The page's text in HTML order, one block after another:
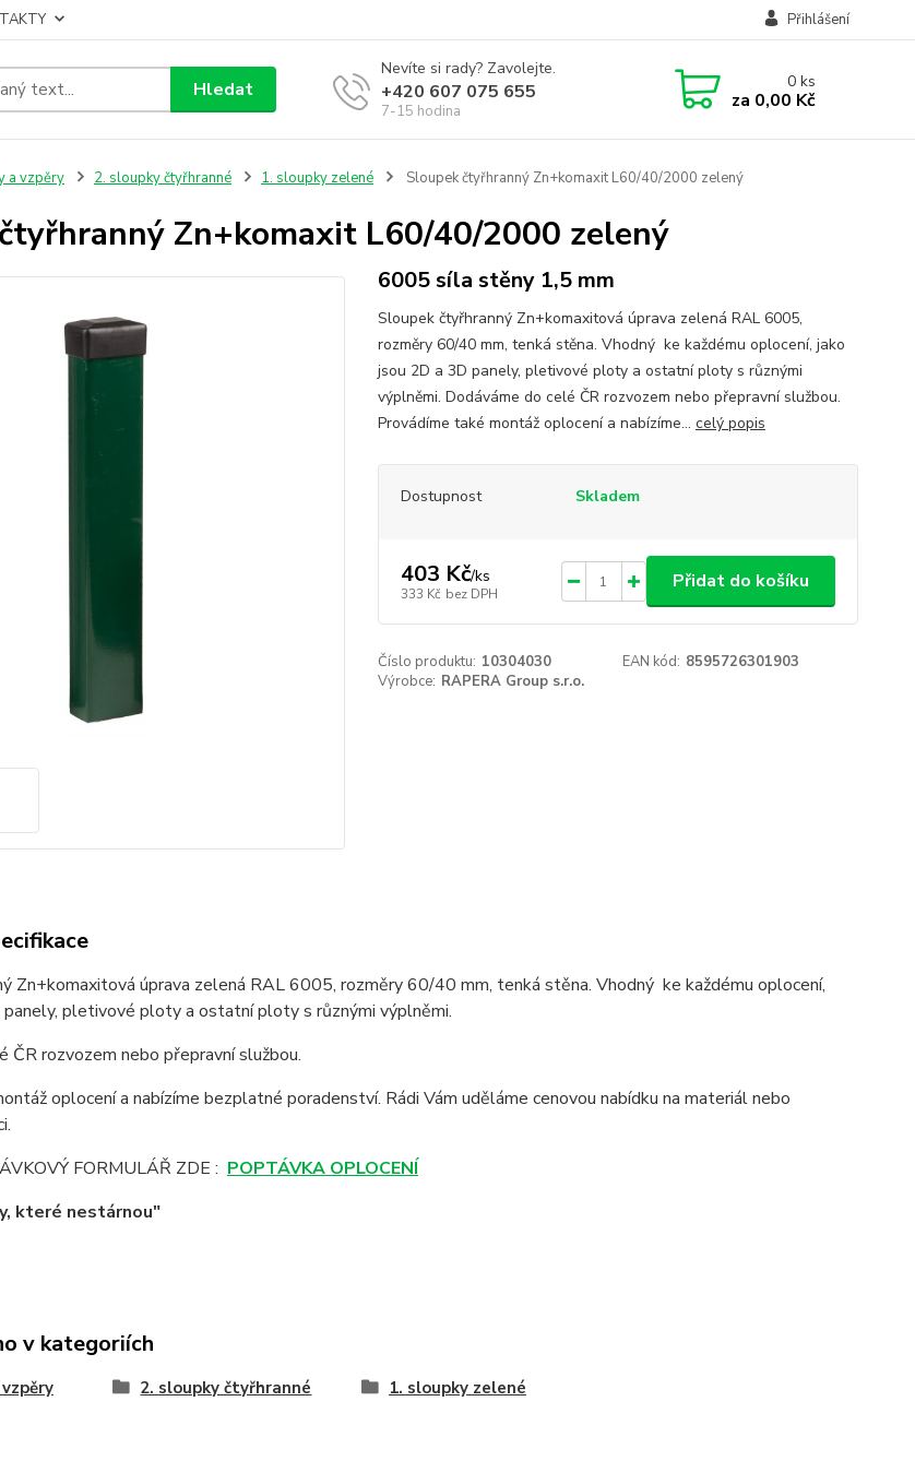
Přihlášení
Hledat
Nevíte si rady? Zavolejte.
+420 607 075 655
7-15 hodina
0ks
za 0,00 Kč
a vzpěry 2. sloupky čtyřhranné 1. sloupky zelené Sloupek čtyřhranný Zn+komaxit L60/40/2000 zelený
Zn+komaxit L60/40/2000 zelený
6005 síla stěny 1,5 mm
Sloupek čtyřhranný Zn+komaxitová úprava zelená RAL 6005,
rozměry 60/40 mm, tenká stěna. Vhodný ke každému oplocení, jako
jsou 2D a 3D panely, pletivové ploty a ostatní ploty s různými
výplněmi. Dodáváme do celé ČR rozvozem nebo přepravní službou.
Provádíme také montáž oplocení a nabízíme... celý popis
Dostupnost Skladem
403 Kč/ks
333 Kč bez DPH
Přidat do košíku
Číslo produktu: 10304030 EAN kód: 8595726301903
Výrobce: RAPERA Group s.r.o.
Zn+komaxitová úprava zelená RAL 6005, rozměry 60/40 mm, tenká stěna. Vhodný ke každému oplocení,
panely, pletivové ploty a ostatní ploty s různými výplněmi.
ČR rozvozem nebo přepravní službou.
oplocení a nabízíme bezplatné poradenství. Rádi Vám uděláme cenovou nabídku na materiál nebo
FORMULÁŘ ZDE : POPTÁVKA OPLOCENÍ
které nestárnou"
v kategoriích
2. sloupky čtyřhranné 1. sloupky zelené